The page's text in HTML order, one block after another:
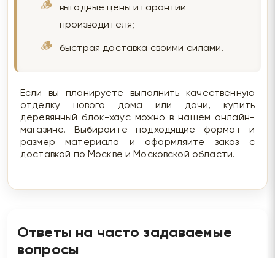
выгодные цены и гарантии
производителя;
быстрая доставка своими силами.
Если вы планируете выполнить качественную
отделку нового дома или дачи, купить
деревянный блок-хаус можно в нашем онлайн-
магазине. Выбирайте подходящие формат и
размер материала и оформляйте заказ с
доставкой по Москве и Московской области.
Ответы на часто задаваемые
вопросы